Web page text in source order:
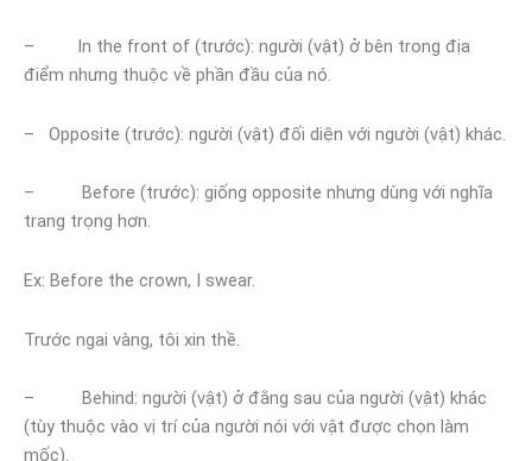
– In the front of (trước): người (vật) ở bên trong địa
điểm nhưng thuộc về phần đầu của nó.
– Opposite (trước): người (vật) đối diện với người (vật) khác.
– Before (trước): giống opposite nhưng dùng với nghĩa
trang trọng hơn.
Ex: Before the crown, I swear.
Trước ngai vàng, tôi xin thề.
– Behind: người (vật) ở đằng sau của người (vật) khác
(tùy thuộc vào vị trí của người nói với vật được chọn làm
mốc).